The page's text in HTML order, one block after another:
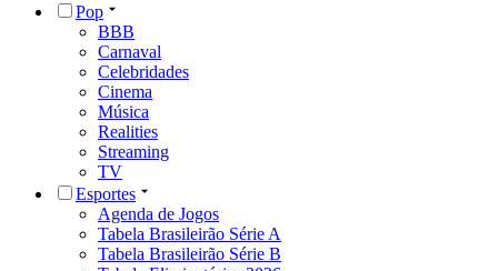
Pop
BBB
Carnaval
Celebridades
Cinema
Música
Realities
Streaming
TV
Esportes
Agenda de Jogos
Tabela Brasileirão Série A
Tabela Brasileirão Série B